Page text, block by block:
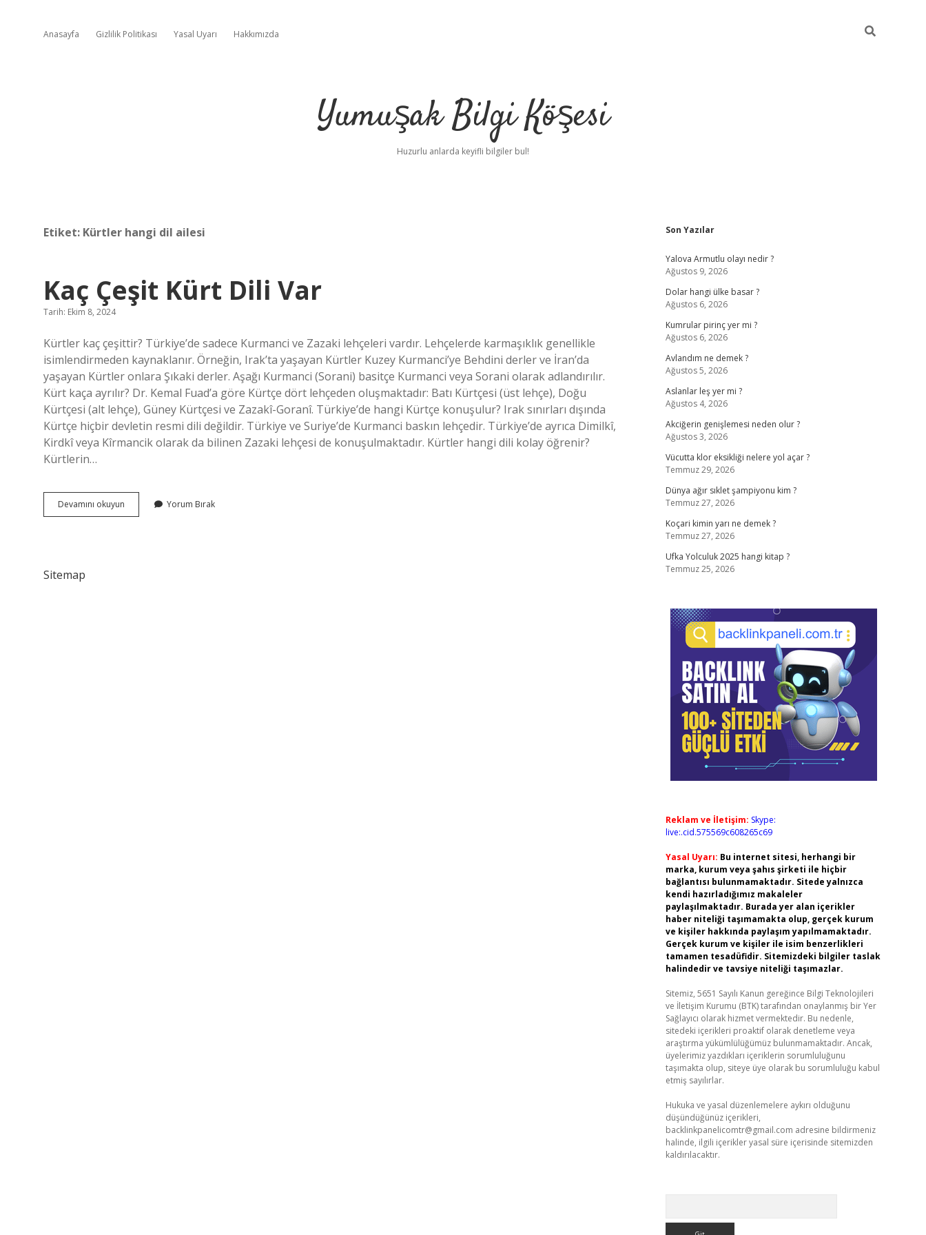
Anasayfa Gizlilik Politikası Yasal Uyarı Hakkımızda
Yumuşak Bilgi Köşesi
Huzurlu anlarda keyifli bilgiler bul!
Etiket: Kürtler hangi dil ailesi
Kaç Çeşit Kürt Dili Var
Tarih: Ekim 8, 2024
Kürtler kaç çeşittir? Türkiye’de sadece Kurmanci ve Zazaki lehçeleri vardır. Lehçelerde karmaşıklık genellikle
isimlendirmeden kaynaklanır. Örneğin, Irak’ta yaşayan Kürtler Kuzey Kurmanci’ye Behdini derler ve İran’da
yaşayan Kürtler onlara Şıkaki derler. Aşağı Kurmanci (Sorani) basitçe Kurmanci veya Sorani olarak adlandırılır.
Kürt kaça ayrılır? Dr. Kemal Fuad’a göre Kürtçe dört lehçeden oluşmaktadır: Batı Kürtçesi (üst lehçe), Doğu
Kürtçesi (alt lehçe), Güney Kürtçesi ve Zazakî-Goranî. Türkiye’de hangi Kürtçe konuşulur? Irak sınırları dışında
Kürtçe hiçbir devletin resmi dili değildir. Türkiye ve Suriye’de Kurmanci baskın lehçedir. Türkiye’de ayrıca Dimilkî,
Kirdkî veya Kîrmancik olarak da bilinen Zazaki lehçesi de konuşulmaktadır. Kürtler hangi dili kolay öğrenir?
Kürtlerin…
Devamını okuyun
Çeşit
Yorum Bırak
Sitemap
Sidebar
Son Yazılar
Yalova Armutlu olayı nedir ?
Ağustos 9, 2026
Dolar hangi ülke basar ?
Ağustos 6, 2026
Kumrular pirinç yer mi ?
Ağustos 6, 2026
Avlandım ne demek ?
Ağustos 5, 2026
Aslanlar leş yer mi ?
Ağustos 4, 2026
Akciğerin genişlemesi neden olur ?
Ağustos 3, 2026
Vücutta klor eksikliği nelere yol açar ?
Temmuz 29, 2026
Dünya ağır sıklet şampiyonu kim ?
Temmuz 27, 2026
Koçari kimin yarı ne demek ?
Temmuz 27, 2026
Ufka Yolculuk 2025 hangi kitap ?
Temmuz 25, 2026
Reklam ve İletişim: Skype:
live:.cid.575569c608265c69
Yasal Uyarı: Bu internet sitesi, herhangi bir
marka, kurum veya şahıs şirketi ile hiçbir
bağlantısı bulunmamaktadır. Sitede yalnızca
kendi hazırladığımız makaleler
paylaşılmaktadır. Burada yer alan içerikler
haber niteliği taşımamakta olup, gerçek kurum
ve kişiler hakkında paylaşım yapılmamaktadır.
Gerçek kurum ve kişiler ile isim benzerlikleri
tamamen tesadüfidir. Sitemizdeki bilgiler taslak
halindedir ve tavsiye niteliği taşımazlar.
Sitemiz, 5651 Sayılı Kanun gereğince Bilgi Teknolojileri
ve İletişim Kurumu (BTK) tarafından onaylanmış bir Yer
Sağlayıcı olarak hizmet vermektedir. Bu nedenle,
sitedeki içerikleri proaktif olarak denetleme veya
araştırma yükümlülüğümüz bulunmamaktadır. Ancak,
üyelerimiz yazdıkları içeriklerin sorumluluğunu
taşımakta olup, siteye üye olarak bu sorumluluğu kabul
etmiş sayılırlar.
Hukuka ve yasal düzenlemelere aykırı olduğunu
düşündüğünüz içerikleri,
backlinkpanelicomtr@gmail.com adresine bildirmeniz
halinde, ilgili içerikler yasal süre içerisinde sitemizden
kaldırılacaktır.